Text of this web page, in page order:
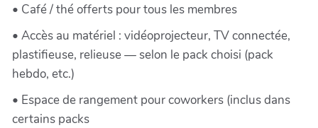
• Café / thé offerts pour tous les membres
• Accès au matériel : vidéoprojecteur, TV connectée,
plastifieuse, relieuse — selon le pack choisi (pack
hebdo, etc.)
• Espace de rangement pour coworkers (inclus dans
certains packs